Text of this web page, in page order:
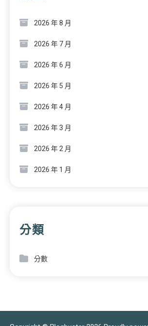
2026 年 8 月
2026 年 7 月
2026 年 6 月
2026 年 5 月
2026 年 4 月
2026 年 3 月
2026 年 2 月
2026 年 1 月
分類
分數